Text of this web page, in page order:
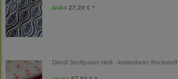
32,00 € 27,20 € *
Dirndl Stoffpaket Helli - knitterfreier Rockstoff